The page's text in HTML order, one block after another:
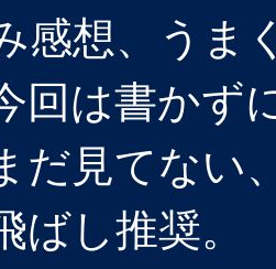
感想、うま
回は書かず
だ見てない
ばし推奨。